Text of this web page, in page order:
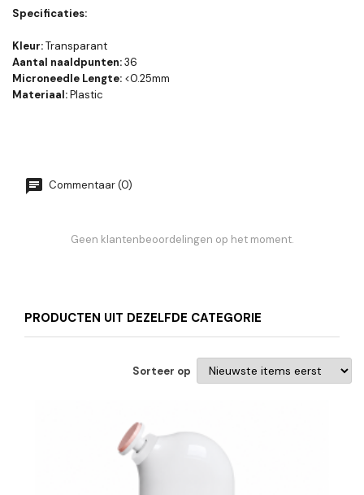
Specificaties:
Kleur:Transparant
Aantal naaldpunten:36
Microneedle Lengte: <0.25mm
Materiaal:Plastic
Commentaar (0)
Geen klantenbeoordelingen op het moment.
PRODUCTEN UIT DEZELFDE CATEGORIE
Sorteer op